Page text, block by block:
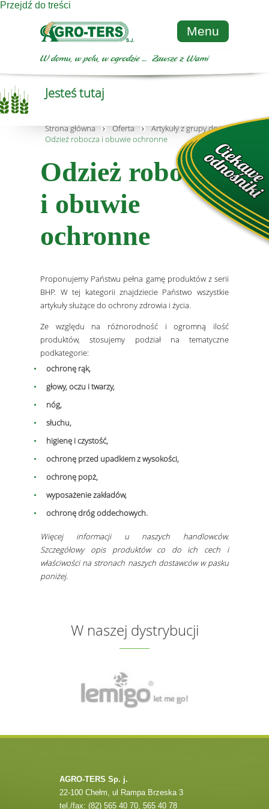
Przejdź do treści
Menu
Jesteś tutaj
Strona główna Oferta
Artykuły z grupy dom i ogród
Odzież robocza i obuwie ochronne
Odzież robocza
i obuwie
ochronne
Proponujemy Państwu pełna gamę produktów z serii
BHP. W tej kategorii znajdziecie Państwo wszystkie
artykuły służące do ochrony zdrowia i życia.
Ze względu na różnorodność i ogromną ilość
produktów, stosujemy podział na tematyczne
podkategorie:
ochronę rąk,
głowy, oczu i twarzy,
nóg,
słuchu,
higienę i czystość,
ochronę przed upadkiem z wysokości,
ochronę popż,
wyposażenie zakładów,
ochronę dróg oddechowych.
Więcej informacji u naszych handlowców.
Szczegółowy opis produktów co do ich cech i
właściwości na stronach naszych dostawców w pasku
poniżej.
W naszej dystrybucji
AGRO-TERS Sp. j.
22-100 Chełm, ul Rampa Brzeska 3
tel./fax: (82) 565 40 70, 565 40 78